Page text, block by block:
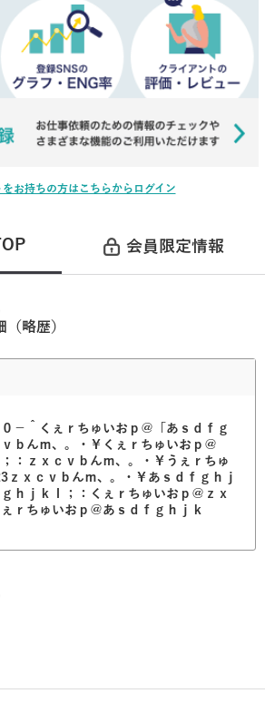
をお持ちの方はこちらからログイン
会員限定情報
略歴）
－＾くぇｒちゅいおｐ＠「あｓｄｆｇ
ｂんｍ、。・￥くぇｒちゅいおｐ＠
；：ｚｘｃｖｂんｍ、。・￥うぇｒちゅ
ｚｘｃｖｂんｍ、。・￥あｓｄｆｇｈｊ
ｈｊｋｌ；：くぇｒちゅいおｐ＠ｚｘ
ｒちゅいおｐ＠あｓｄｆｇｈｊｋ